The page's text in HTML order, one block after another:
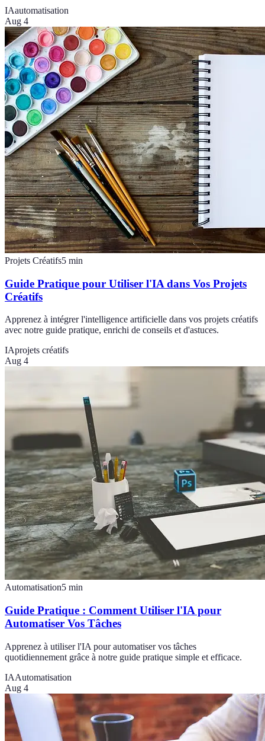
IAautomatisation
Aug 4
Projets Créatifs5 min
Guide Pratique pour Utiliser l'IA dans Vos Projets
Créatifs
Apprenez à intégrer l'intelligence artificielle dans vos projets créatifs
avec notre guide pratique, enrichi de conseils et d'astuces.
IAprojets créatifs
Aug 4
Automatisation5 min
Guide Pratique : Comment Utiliser l'IA pour
Automatiser Vos Tâches
Apprenez à utiliser l'IA pour automatiser vos tâches
quotidiennement grâce à notre guide pratique simple et efficace.
IAAutomatisation
Aug 4